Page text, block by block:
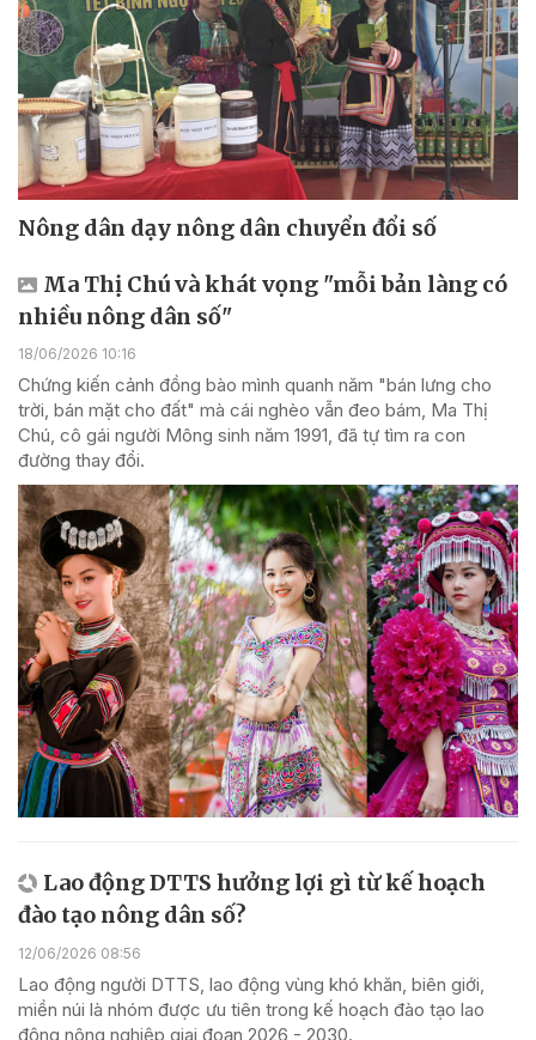
Nông dân dạy nông dân chuyển đổi số
Ma Thị Chú và khát vọng "mỗi bản làng có
nhiều nông dân số"
18/06/2026 10:16
Chứng kiến cảnh đồng bào mình quanh năm "bán lưng cho
trời, bán mặt cho đất" mà cái nghèo vẫn đeo bám, Ma Thị
Chú, cô gái người Mông sinh năm 1991, đã tự tìm ra con
đường thay đổi.
Lao động DTTS hưởng lợi gì từ kế hoạch
đào tạo nông dân số?
12/06/2026 08:56
Lao động người DTTS, lao động vùng khó khăn, biên giới,
miền núi là nhóm được ưu tiên trong kế hoạch đào tạo lao
động nông nghiệp giai đoạn 2026 - 2030.